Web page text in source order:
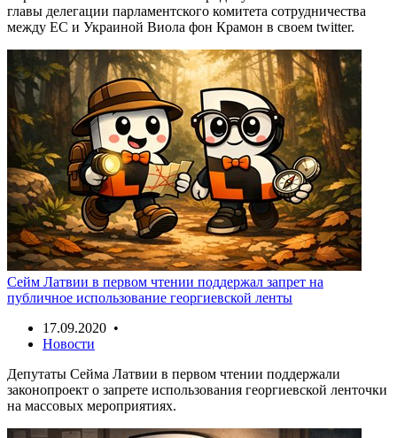
главы делегации парламентского комитета сотрудничества
между ЕС и Украиной Виола фон Крамон в своем twitter.
Сейм Латвии в первом чтении поддержал запрет на
публичное использование георгиевской ленты
17.09.2020 •
Новости
Депутаты Сейма Латвии в первом чтении поддержали
законопроект о запрете использования георгиевской ленточки
на массовых мероприятиях.